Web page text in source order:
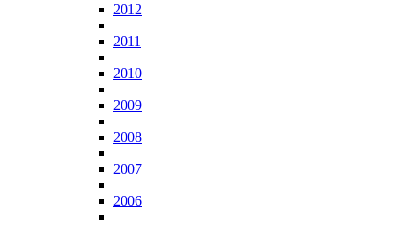
2012
2011
2010
2009
2008
2007
2006